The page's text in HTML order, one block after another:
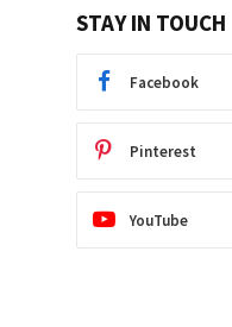
STAY IN TOUCH
Facebook
Pinterest
YouTube